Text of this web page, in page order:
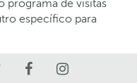
programa de visitas
específico para